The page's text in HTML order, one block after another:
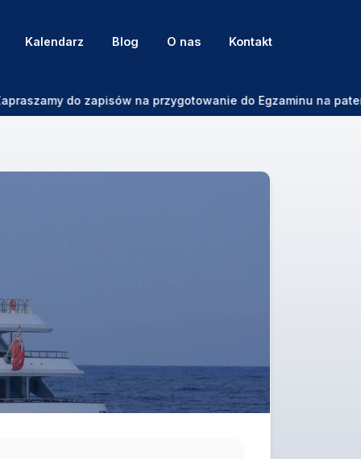
Kalendarz Blog O nas Kontakt
do zapisów na przygotowanie do Egzaminu na